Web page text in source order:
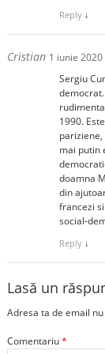
Reply ↓
Cristian 1 iunie 2020
Sergiu
1990.
mai putin
doamna
din
francezi
social-
Reply ↓
Lasă un
Adresa ta de email
Comentariu*